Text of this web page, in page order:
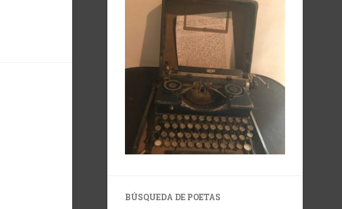
BÚSQUEDA DE POETAS